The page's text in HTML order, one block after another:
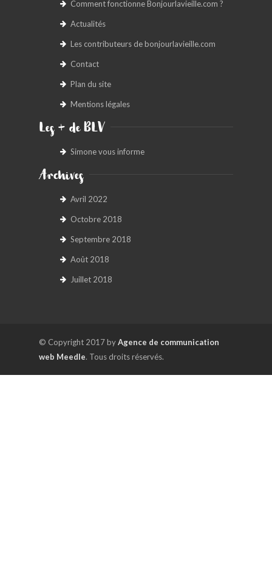
Comment fonctionne Bonjourlavieille.com ?
Actualités
Les contributeurs de bonjourlavieille.com
Contact
Plan du site
Mentions légales
Les + de BLV
Simone vous informe
Archives
Avril 2022
Octobre 2018
Septembre 2018
Août 2018
Juillet 2018
© Copyright 2017 byAgence de communication
web Meedle. Tous droits réservés.